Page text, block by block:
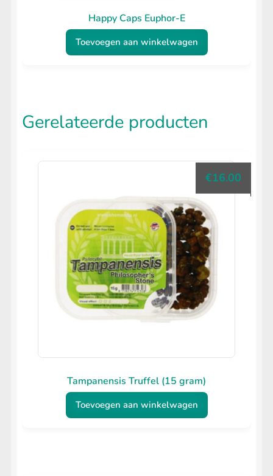
Happy Caps Euphor-E
Toevoegen aan winkelwagen
Gerelateerde producten
Tampanensis Truffel (15 gram)
€16.00
Toevoegen aan winkelwagen